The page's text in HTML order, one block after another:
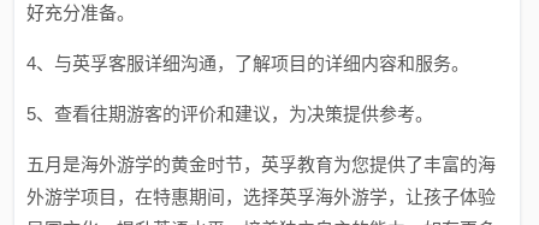
好充分准备。
4、与英孚客服详细沟通，了解项目的详细内容和服务。
5、查看往期游客的评价和建议，为决策提供参考。
五月是海外游学的黄金时节，英孚教育为您提供了丰富的海
外游学项目，在特惠期间，选择英孚海外游学，让孩子体验